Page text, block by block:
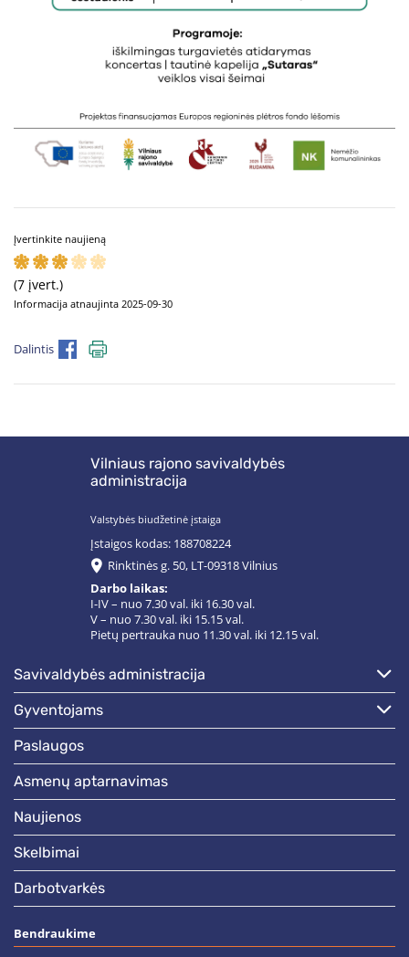
Įvertinkite naujieną
(7 įvert.)
Informacija atnaujinta 2025-09-30
Dalintis
Vilniaus rajono savivaldybės
administracija
Valstybės biudžetinė įstaiga
Įstaigos kodas: 188708224
Rinktinės g. 50, LT-09318 Vilnius
Darbo laikas:
I-IV – nuo 7.30 val. iki 16.30 val.
V – nuo 7.30 val. iki 15.15 val.
Pietų pertrauka nuo 11.30 val. iki 12.15 val.
savivaldybės administracija
gyventojams
paslaugos
asmenų aptarnavimas
naujienos
skelbimai
darbotvarkės
Bendraukime